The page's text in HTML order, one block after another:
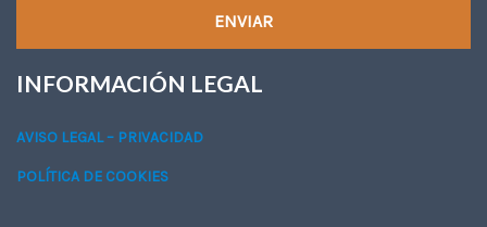
INFORMACIÓN LEGAL
AVISO LEGAL – PRIVACIDAD
POLÍTICA DE COOKIES